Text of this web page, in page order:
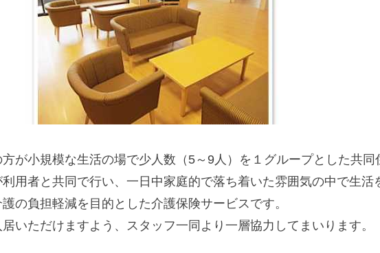
が小規模な生活の場で少人数（5～9人）を１グループとした共
用者と共同で行い、一日中家庭的で落ち着いた雰囲気の中で生活
の負担軽減を目的とした介護保険サービスです。
いただけますよう、スタッフ一同より一層協力してまいります。